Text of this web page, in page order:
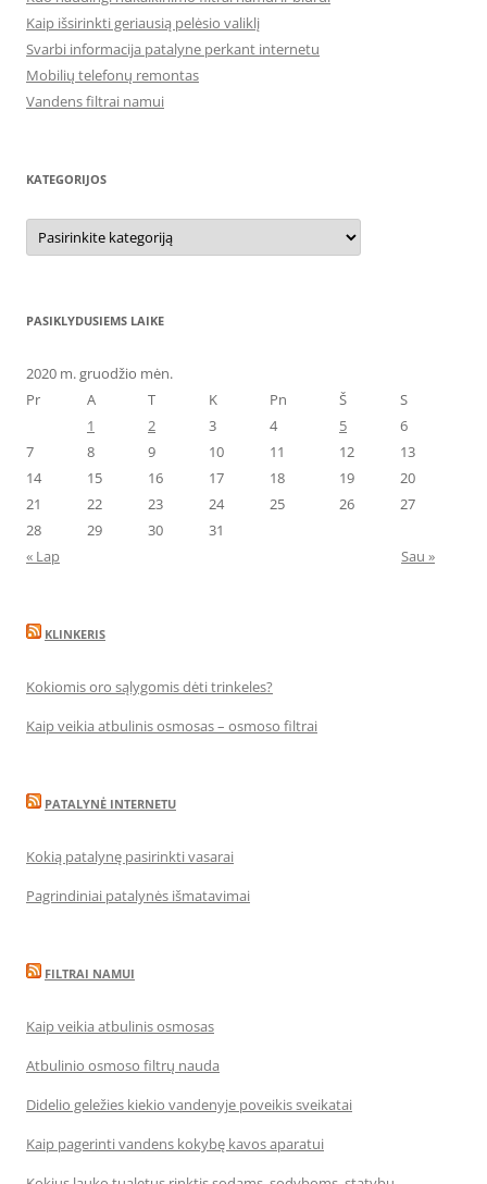
Kaip išsirinkti geriausią pelėsio valiklį
Svarbi informacija patalyne perkant internetu
Mobilių telefonų remontas
Vandens filtrai namui
KATEGORIJOS
Kategorijos
PASIKLYDUSIEMS LAIKE
2020 m. gruodžio mėn.
Pr
A T K Pn Š
S
1
2 3 4 5
6
7
8 9 10 11 12
13
14
15 16 17 18 19
20
21
22 23 24 25 26
27
28
29 30
31
« Lap
Sau »
KLINKERIS
Kokiomis oro sąlygomis dėti trinkeles?
Kaip veikia atbulinis osmosas – osmoso filtrai
PATALYNĖ INTERNETU
Kokią patalynę pasirinkti vasarai
Pagrindiniai patalynės išmatavimai
FILTRAI NAMUI
Kaip veikia atbulinis osmosas
Atbulinio osmoso filtrų nauda
Didelio geležies kiekio vandenyje poveikis sveikatai
Kaip pagerinti vandens kokybę kavos aparatui